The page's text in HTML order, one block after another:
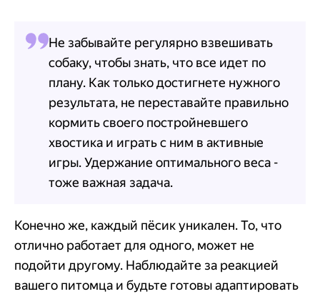
Не забывайте регулярно взвешивать
собаку, чтобы знать, что все идет по
плану. Как только достигнете нужного
результата, не переставайте правильно
кормить своего постройневшего
хвостика и играть с ним в активные
игры. Удержание оптимального веса -
тоже важная задача.
Конечно же, каждый пёсик уникален. То, что
отлично работает для одного, может не
подойти другому. Наблюдайте за реакцией
вашего питомца и будьте готовы адаптировать